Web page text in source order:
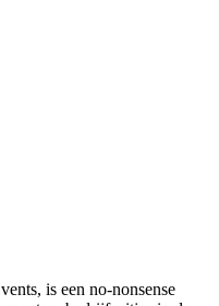
is een no-nonsense